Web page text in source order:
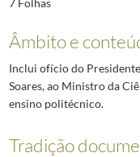
7 Folhas
Âmbito e
Inclui ofício do
Soares, ao Ministro da
ensino politécnico.
Tradição